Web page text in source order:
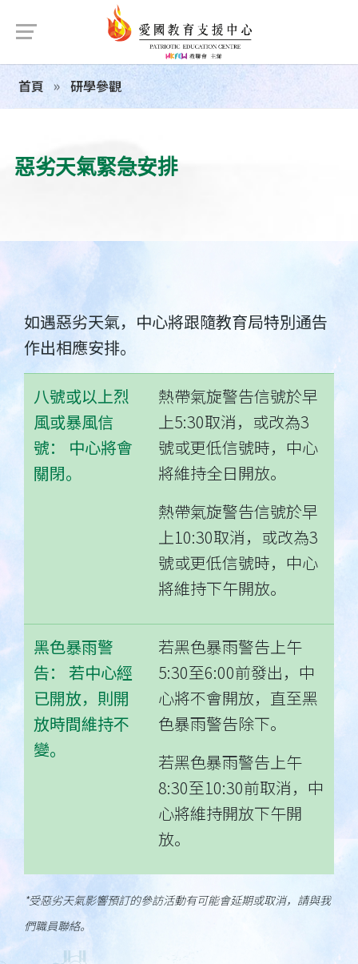
首頁 研學參觀
惡劣天氣緊急安排
如遇惡劣天氣，中心將跟隨教育局特別通告
作出相應安排。
八號或以上烈
風或暴風信
號： 中心將會
關閉。
熱帶氣旋警告信號於早
上5:30取消，或改為3
號或更低信號時，中心
將維持全日開放。
熱帶氣旋警告信號於早
上10:30取消，或改為3
號或更低信號時，中心
將維持下午開放。
黑色暴雨警
告： 若中心經
已開放，則開
放時間維持不
變。
若黑色暴雨警告上午
5:30至6:00前發出，中
心將不會開放，直至黑
色暴雨警告除下。
若黑色暴雨警告上午
8:30至10:30前取消，中
心將維持開放下午開
放。
*受惡劣天氣影響預訂的參訪活動有可能會延期或取消，請與我
們職員聯絡。